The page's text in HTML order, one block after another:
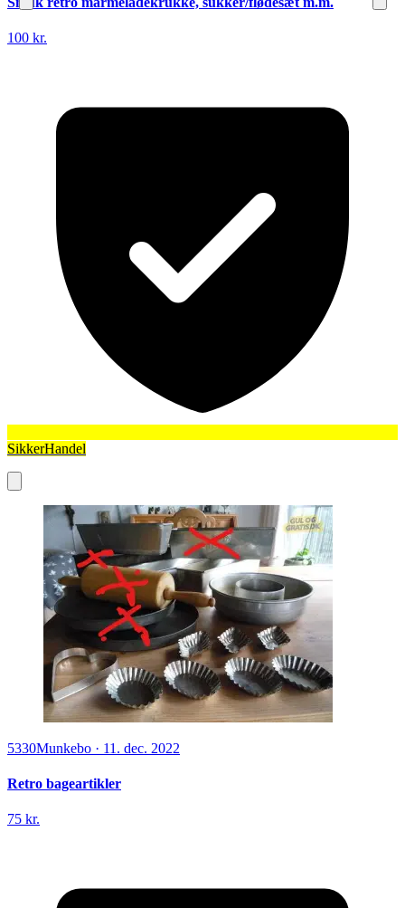
100 kr.
SikkerHandel
5330Munkebo · 11. dec. 2022
Retro bageartikler
75 kr.